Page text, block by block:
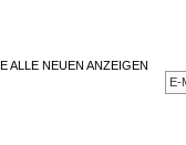
ALLE NEUEN ANZEIGEN